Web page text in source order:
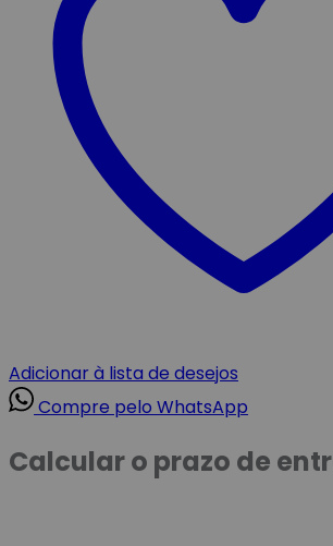
Adicionar à lista de desejos
Compre pelo WhatsApp
Calcular o prazo de